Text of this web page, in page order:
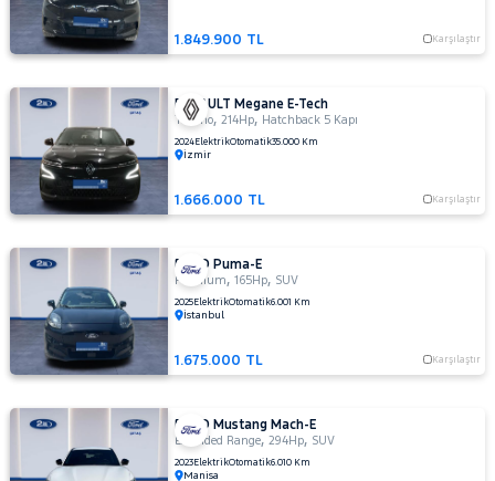
1.849.900 TL Karşılaştır
RENAULT Megane E-Tech
Techno,214Hp, Hatchback 5 Kapı
2024ElektrikOtomatik35.000 Km
İzmir
1.666.000 TL Karşılaştır
FORD Puma-E
Premium,165Hp, SUV
2025ElektrikOtomatik6.001 Km
İstanbul
1.675.000 TL Karşılaştır
FORD Mustang Mach-E
Extended Range,294Hp, SUV
2023ElektrikOtomatik6.010 Km
Manisa